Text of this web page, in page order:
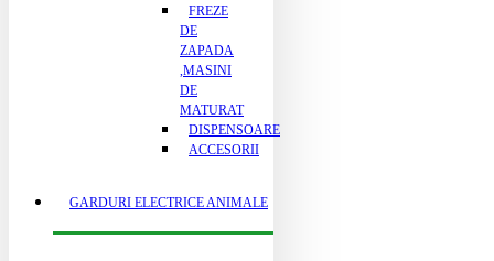
FREZE
DE
ZAPADA
,MASINI
DE
MATURAT
DISPENSOARE
ACCESORII
GARDURI ELECTRICE ANIMALE